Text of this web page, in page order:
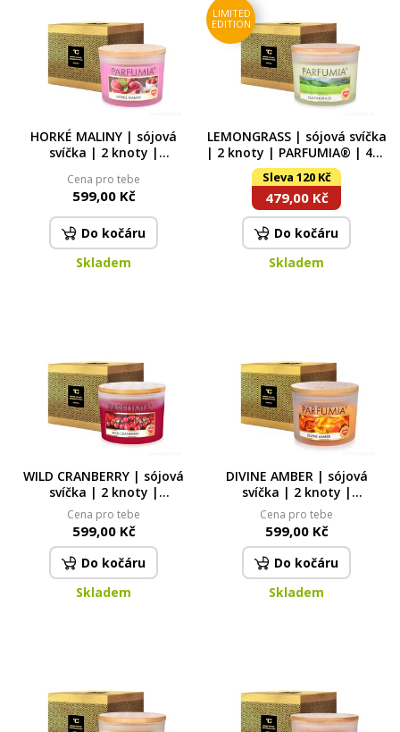
HORKÉ MALINY | sójová
svíčka | 2 knoty |
Cena pro tebe
599,00 Kč
Do kočáru
Skladem
LIMITED
EDITION
LEMONGRASS | sójová svíčka
| 2 knoty | PARFUMIA® | 400
ml
Sleva 120 Kč
479,00 Kč
Do kočáru
Skladem
WILD CRANBERRY | sójová
svíčka | 2 knoty |
PARFUMIA® | 400 ml
Cena pro tebe
599,00 Kč
Do kočáru
Skladem
DIVINE AMBER | sójová
svíčka | 2 knoty |
PARFUMIA® | 400 ml
Cena pro tebe
599,00 Kč
Do kočáru
Skladem